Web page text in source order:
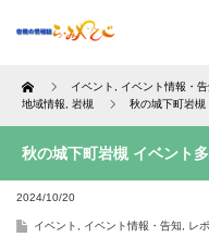
Home イベント イベント情報・告
地域情報
岩槻 秋の城下町岩槻
秋の城下町岩槻 イベント
2024/10/20
イベント イベント情報・告知 レ